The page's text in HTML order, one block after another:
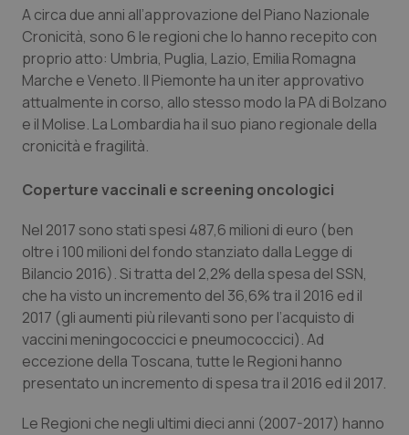
A circa due anni all’approvazione del Piano Nazionale
Cronicità, sono 6 le regioni che lo hanno recepito con
proprio atto: Umbria, Puglia, Lazio, Emilia Romagna
Marche e Veneto. Il Piemonte ha un iter approvativo
attualmente in corso, allo stesso modo la PA di Bolzano
e il Molise. La Lombardia ha il suo piano regionale della
cronicità e fragilità.
Coperture vaccinali e screening oncologici
Nel 2017 sono stati spesi 487,6 milioni di euro (ben
oltre i 100 milioni del fondo stanziato dalla Legge di
Bilancio 2016). Si tratta del 2,2% della spesa del SSN,
che ha visto un incremento del 36,6% tra il 2016 ed il
2017 (gli aumenti più rilevanti sono per l’acquisto di
vaccini meningococcici e pneumococcici). Ad
eccezione della Toscana, tutte le Regioni hanno
presentato un incremento di spesa tra il 2016 ed il 2017.
Le Regioni che negli ultimi dieci anni (2007-2017) hanno